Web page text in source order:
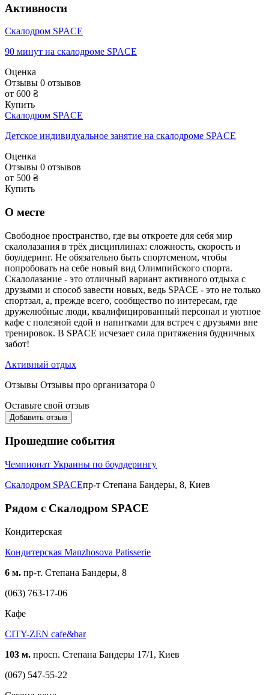
Активности
Скалодром SPACE
90 минут на скалодроме SPACE
Оценка
Отзывы 0 отзывов
от 600 ₴
Купить
Скалодром SPACE
Детское индивидуальное занятие на скалодроме SPACE
Оценка
Отзывы 0 отзывов
от 500 ₴
Купить
О месте
Свободное пространство, где вы откроете для себя мир
скалолазания в трёх дисциплинах: сложность, скорость и
боулдеринг. Не обязательно быть спортсменом, чтобы
попробовать на себе новый вид Олимпийского спорта.
Скалолазание - это отличный вариант активного отдыха с
друзьями и способ завести новых, ведь SPACE - это не только
спортзал, а, прежде всего, сообщество по интересам, где
дружелюбные люди, квалифицированный персонал и уютное
кафе с полезной едой и напитками для встреч с друзьями вне
тренировок. В SPACE исчезает сила притяжения будничных
забот!
Активный отдых
Отзывы Отзывы про организатора 0
Оставьте свой отзыв
Добавить отзыв
Прошедшие события
Чемпионат Украины по боулдерингу
Скалодром SPACEпр-т Степана Бандеры, 8, Киев
Рядом с Скалодром SPACE
Кондитерская
Кондитерская Manzhosova Patisserie
6 м. пр-т. Степана Бандеры, 8
(063) 763-17-06
Кафе
CITY-ZEN cafe&bar
103 м. просп. Степана Бандеры 17/1, Киев
(067) 547-55-22